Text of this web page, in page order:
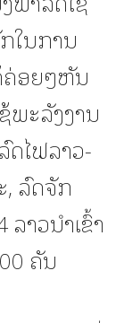
ໃນການ
ຄ່ອຍໆຫັນ
ພະລັງງານ
ດໄຟລາວ-
, ລົດຈັກ
ລາວນໍາເຂົ້າ
ຄັນ